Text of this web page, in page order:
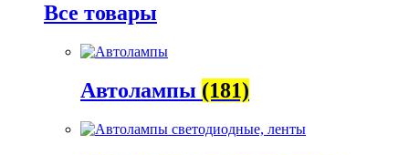
Все товары
Автолампы (181)